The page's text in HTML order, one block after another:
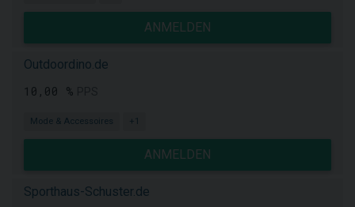
ANMELDEN
Outdoordino.de
10,00 %
Mode & Accessoires +1
ANMELDEN
Sporthaus-Schuster.de